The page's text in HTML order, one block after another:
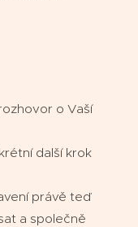
o Vaší
další krok
právě teď
a společně